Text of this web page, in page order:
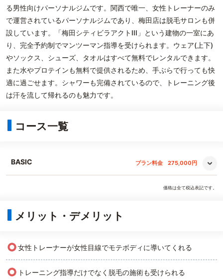
る男性向けパーソナルジムです。関西で唯一、女性トレーナーのみ
で運営されているパーソナルジムであり、梅田店は脱毛サロンも併
設しています。「梅田シティビラアクトIII」という建物の一室にあ
り、完全予約制でマンツーマン指導を受けられます。ウェア(上下)
やソックス、シューズ、タオルはすべて無料でレンタルできます。
また水やプロテインも無料で提供されるため、手ぶらで行っても快
適に過ごせます。シャワーも完備されているので、トレーニング後
は汗を流して帰れるのも魅力です。
コース一覧
BASIC プラン料金 275,000円
価格は全て税込表記です。
メリット・デメリット
○女性トレーナーが女性目線でモテボディに導いてくれる
○ トレーニング指導だけでなく脱毛の施術も受けられる